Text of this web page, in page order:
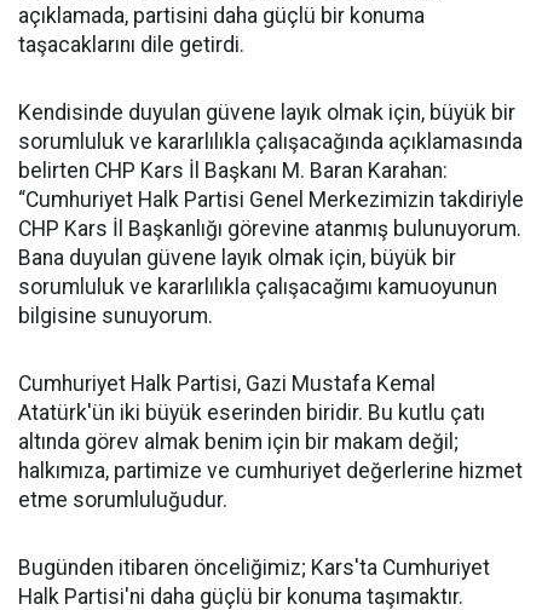
açıklamada, partisini daha güçlü bir konuma
taşacaklarını dile getirdi.
Kendisinde duyulan güvene layık olmak için, büyük bir
sorumluluk ve kararlılıkla çalışacağında açıklamasında
belirten CHP Kars İl Başkanı M. Baran Karahan:
“Cumhuriyet Halk Partisi Genel Merkezimizin takdiriyle
CHP Kars İl Başkanlığı görevine atanmış bulunuyorum.
Bana duyulan güvene layık olmak için, büyük bir
sorumluluk ve kararlılıkla çalışacağımı kamuoyunun
bilgisine sunuyorum.
Cumhuriyet Halk Partisi, Gazi Mustafa Kemal
Atatürk'ün iki büyük eserinden biridir. Bu kutlu çatı
altında görev almak benim için bir makam değil;
halkımıza, partimize ve cumhuriyet değerlerine hizmet
etme sorumluluğudur.
Bugünden itibaren önceliğimiz; Kars'ta Cumhuriyet
Halk Partisi'ni daha güçlü bir konuma taşımaktır.